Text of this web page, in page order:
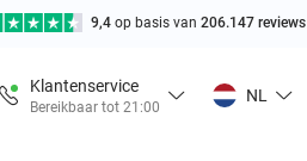
9,4 op basis van 206.147 reviews
Klantenservice
Bereikbaar tot 21:00
NL